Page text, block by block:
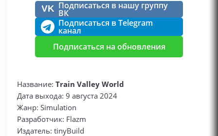
VK Подписаться в нашу группу
ВК
Подписаться в Telegram
канал
Подписаться на обновления
Название: Train Valley World
Дата выхода: 9 августа 2024
Жанр: Simulation
Разработчик: Flazm
Издатель: tinyBuild